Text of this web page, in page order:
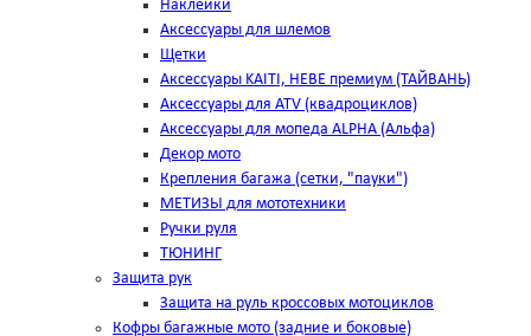
Наклейки
Аксессуары для шлемов
Щетки
Аксессуары KAITI, HEBE премиум (ТАЙВАНЬ)
Аксессуары для ATV (квадроциклов)
Аксессуары для мопеда ALPHA (Альфа)
Декор мото
Крепления багажа (сетки, "пауки")
МЕТИЗЫ для мототехники
Ручки руля
ТЮНИНГ
Защита рук
Защита на руль кроссовых мотоциклов
Кофры багажные мото (задние и боковые)